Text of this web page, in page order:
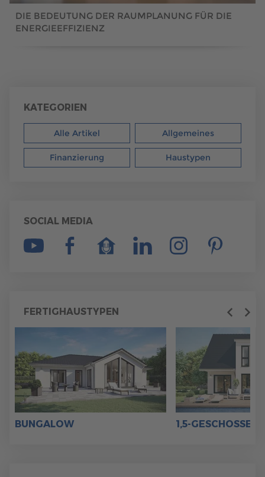
DIE BEDEUTUNG DER RAUMPLANUNG FÜR DIE
ENERGIEEFFIZIENZ
KATEGORIEN
Alle Artikel Allgemeines
Finanzierung Haustypen
SOCIAL MEDIA
FERTIGHAUSTYPEN Previous
BUNGALOW 1,5-GESCHOSSER